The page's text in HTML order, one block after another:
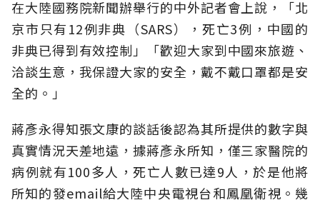
在大陸國務院新聞辦舉行的中外記者會上說，「北
京市只有12例非典（SARS），死亡3例，中國的
非典已得到有效控制」「歡迎大家到中國來旅遊、
洽談生意，我保證大家的安全，戴不戴口罩都是安
全的。」
蔣彥永得知張文康的談話後認為其所提供的數字與
真實情況天差地遠，據蔣彥永所知，僅三家醫院的
病例就有100多人，死亡人數已達9人，於是他將
所知的發email給大陸中央電視台和鳳凰衛視。幾